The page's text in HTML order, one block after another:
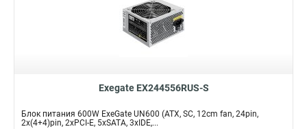
Exegate EX244556RUS-S
Блок питания 600W ExeGate UN600 (ATX, SC, 12cm fan, 24pin,
2x(4+4)pin, 2xPCI-E, 5xSATA, 3xIDE,...